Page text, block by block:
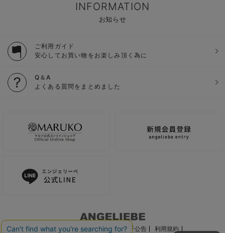
INFORMATION
お知らせ
ご利用ガイド
安心してお買い物をお楽しみ頂く為に
Q＆A
よくある質問をまとめました
ご利用ガイド 会社概要 電子公告
利用規約